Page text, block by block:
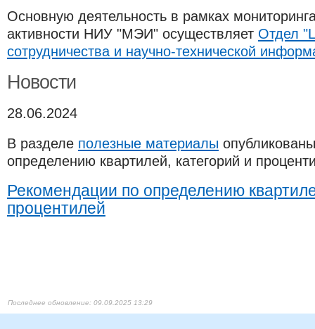
Основную деятельность в рамках
активности НИУ "МЭИ" осуществляет Отдел
сотрудничества и научно-технической
Новости
28.06.2024
В разделе полезные материалы​
определению квартилей, категорий и
Рекомендации по определению
процентилей​
09.09.2025 13:29